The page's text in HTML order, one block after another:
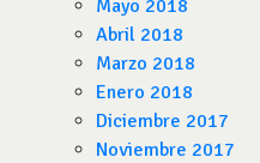
Mayo 2018
Abril 2018
Marzo 2018
Enero 2018
Diciembre 2017
Noviembre 2017